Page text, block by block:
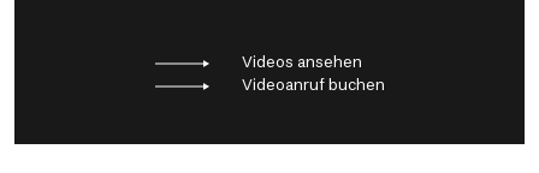
Videos ansehen
Videoanruf buchen